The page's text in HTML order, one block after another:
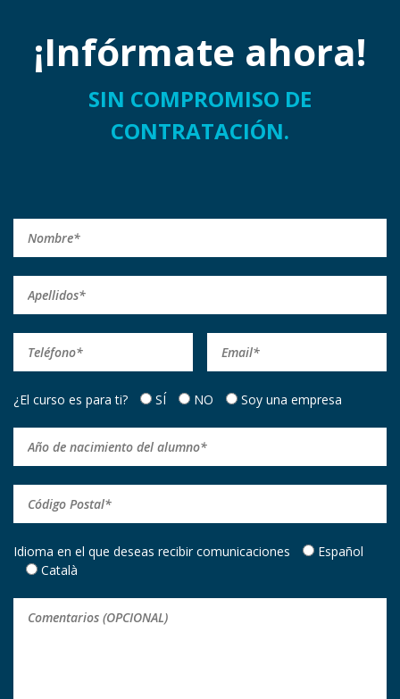
¡Infórmate ahora!
SIN COMPROMISO DE
CONTRATACIÓN.
¿El curso es para ti? SÍ NO Soy una empresa
Idioma en el que deseas recibir comunicaciones
Español
Català